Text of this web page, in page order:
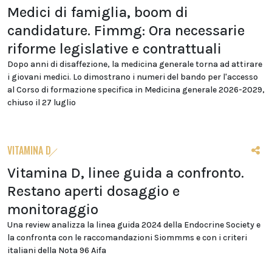
Medici di famiglia, boom di
candidature. Fimmg: Ora necessarie
riforme legislative e contrattuali
Dopo anni di disaffezione, la medicina generale torna ad attirare
i giovani medici. Lo dimostrano i numeri del bando per l'accesso
al Corso di formazione specifica in Medicina generale 2026-2029,
chiuso il 27 luglio
VITAMINA D
Vitamina D, linee guida a confronto.
Restano aperti dosaggio e
monitoraggio
Una review analizza la linea guida 2024 della Endocrine Society e
la confronta con le raccomandazioni Siommms e con i criteri
italiani della Nota 96 Aifa